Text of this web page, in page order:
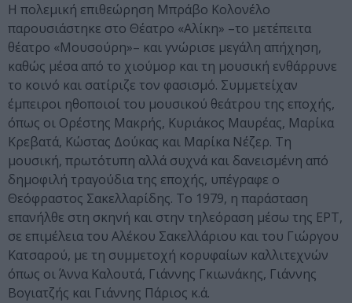
Η πολεμική επιθεώρηση Μπράβο Κολονέλο
παρουσιάστηκε στο Θέατρο «Αλίκη» –το μετέπειτα
θέατρο «Μουσούρη»– και γνώρισε μεγάλη απήχηση,
καθώς μέσα από το χιούμορ και τη μουσική ενθάρρυνε
το κοινό και σατίριζε τον φασισμό. Συμμετείχαν
έμπειροι ηθοποιοί του μουσικού θεάτρου της εποχής,
όπως οι Ορέστης Μακρής, Κυριάκος Μαυρέας, Μαρίκα
Κρεβατά, Κώστας Δούκας και Μαρίκα Νέζερ. Τη
μουσική, πρωτότυπη αλλά συχνά και δανεισμένη από
δημοφιλή τραγούδια της εποχής, υπέγραφε ο
Θεόφραστος Σακελλαρίδης. Το 1979, η παράσταση
επανήλθε στη σκηνή και στην τηλεόραση μέσω της ΕΡΤ,
σε επιμέλεια του Αλέκου Σακελλάριου και του Γιώργου
Κατσαρού, με τη συμμετοχή κορυφαίων καλλιτεχνών
όπως οι Άννα Καλουτά, Γιάννης Γκιωνάκης, Γιάννης
Βογιατζής και Γιάννης Πάριος κ.ά.